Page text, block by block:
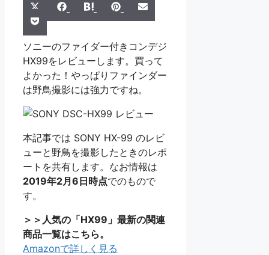
Share
on
(Twitter)
Share
on
Facebook
Share
on
Hatena Share
on
PinterestShare
on
Share
on
Pocket
ソニーのファイダー付きコンデジ
HX99をレビューします。買って
よかった！やっぱりファインダー
は野鳥撮影には強力ですね。
本記事では SONY HX-99 のレビ
ューと野鳥を撮影したときのレポ
ートを共有します。なお情報は
2019年2月6日時点でのもので
す。
＞＞人気の「HX99」最新の関連
商品一覧はこちら。
Amazonで詳しく見る